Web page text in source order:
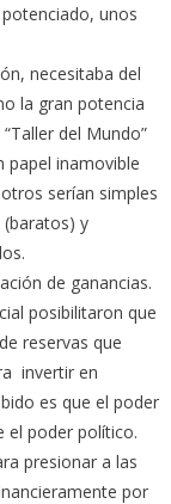
unos
necesitaba del
la gran potencia
del Mundo”
papel inamovible
serían simples
y
de ganancias.
posibilitaron que
reservas que
invertir en
es que el poder
el poder político.
presionar a las
por